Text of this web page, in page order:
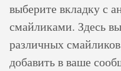
выберите вкладку с
смайликами. Здесь
различных
добавить в ваше